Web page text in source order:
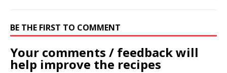
BE THE FIRST TO COMMENT
Your comments / feedback will
help improve the recipes